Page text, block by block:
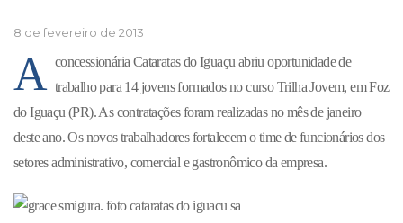
8 de fevereiro de 2013
A concessionária Cataratas do Iguaçu abriu oportunidade de
trabalho para 14 jovens formados no curso Trilha Jovem, em Foz
do Iguaçu (PR). As contratações foram realizadas no mês de janeiro
deste ano. Os novos trabalhadores fortalecem o time de funcionários dos
setores administrativo, comercial e gastronômico da empresa.